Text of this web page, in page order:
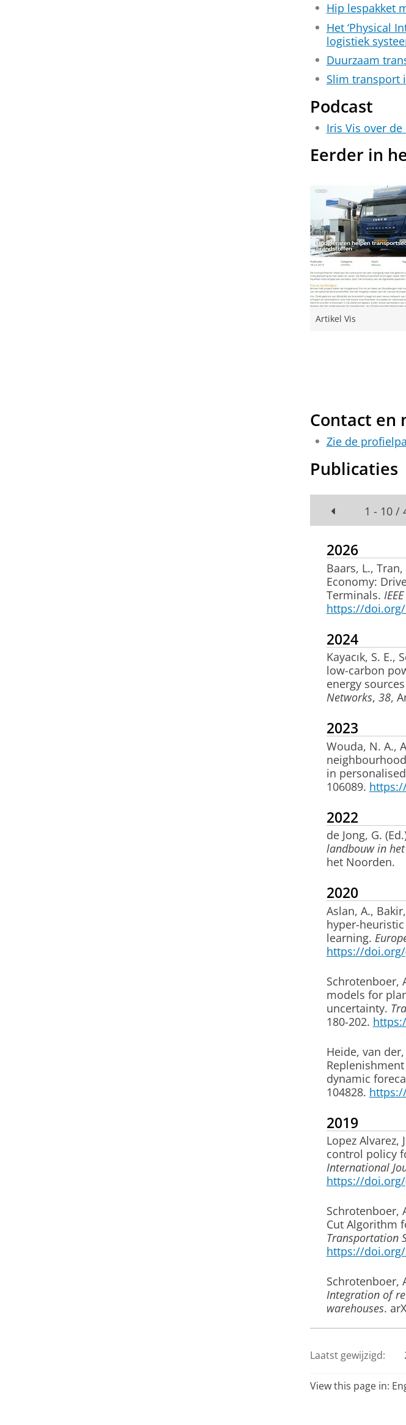
Hip lespakket
Het ‘Physical
logistiek
Duurzaam
Slim transport
Podcast
Iris Vis over
Eerder in
Artikel Vis
Contact en
Zie de
Publicaties
1 - 10 /
2026
Baars, L., Tran,
Economy:
Terminals.
https://doi.org/
2024
Kayacık, S. E.,
low-carbon
energy
Networks, 38,
2023
Wouda, N. A.,
in
106089.
2022
de Jong, G.
landbouw in
het Noorden.
2020
Aslan, A.,
hyper-
learning.
https://doi.org/
Schrotenboer,
models for
uncertainty.
180-202.
Heide, van der,
dynamic
104828.
2019
Lopez Alvarez,
control policy
International
https://doi.org/
Schrotenboer,
Cut Algorithm
Transportation
https://doi.org/
Schrotenboer,
Integration of
warehouses.
models for
(Optimization
2018
Laatst gewijzigd:
View this page in: